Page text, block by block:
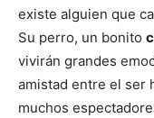
existe alguien que
Su perro, un bonito
vivirán grandes
amistad entre el ser
muchos